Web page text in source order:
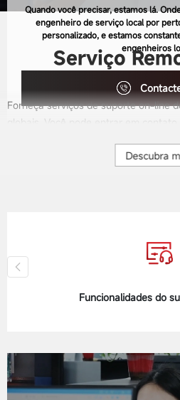
Quando você precisar, estamos lá.
engenheiro de serviço local por
personalizado, e estamos
engenheiros
Serviço
Forneça serviços de suporte on-line
globais. Você pode entrar em contato
se de fornecer informações deDescubra
Funcionalidades do